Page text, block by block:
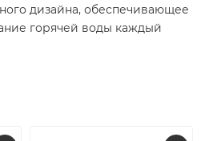
дизайна, обеспечивающее
горячей воды каждый